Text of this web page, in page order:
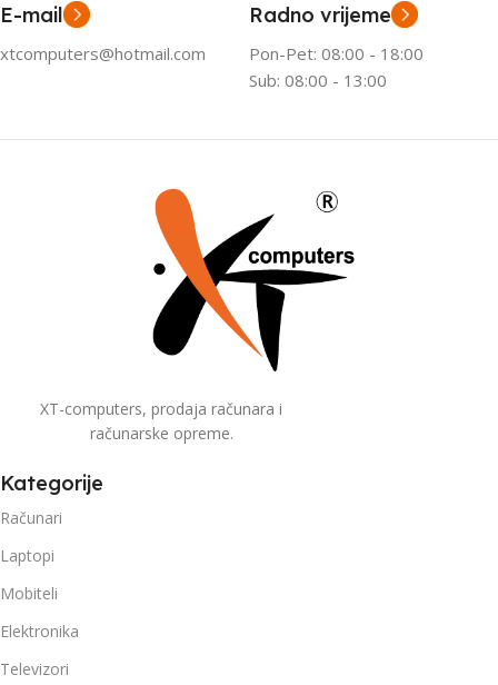
E-mail
xtcomputers@hotmail.com
Radno vrijeme
Pon-Pet: 08:00 - 18:00
Sub: 08:00 - 13:00
XT-computers, prodaja računara i
računarske opreme.
Kategorije
Računari
Laptopi
Mobiteli
Elektronika
Televizori